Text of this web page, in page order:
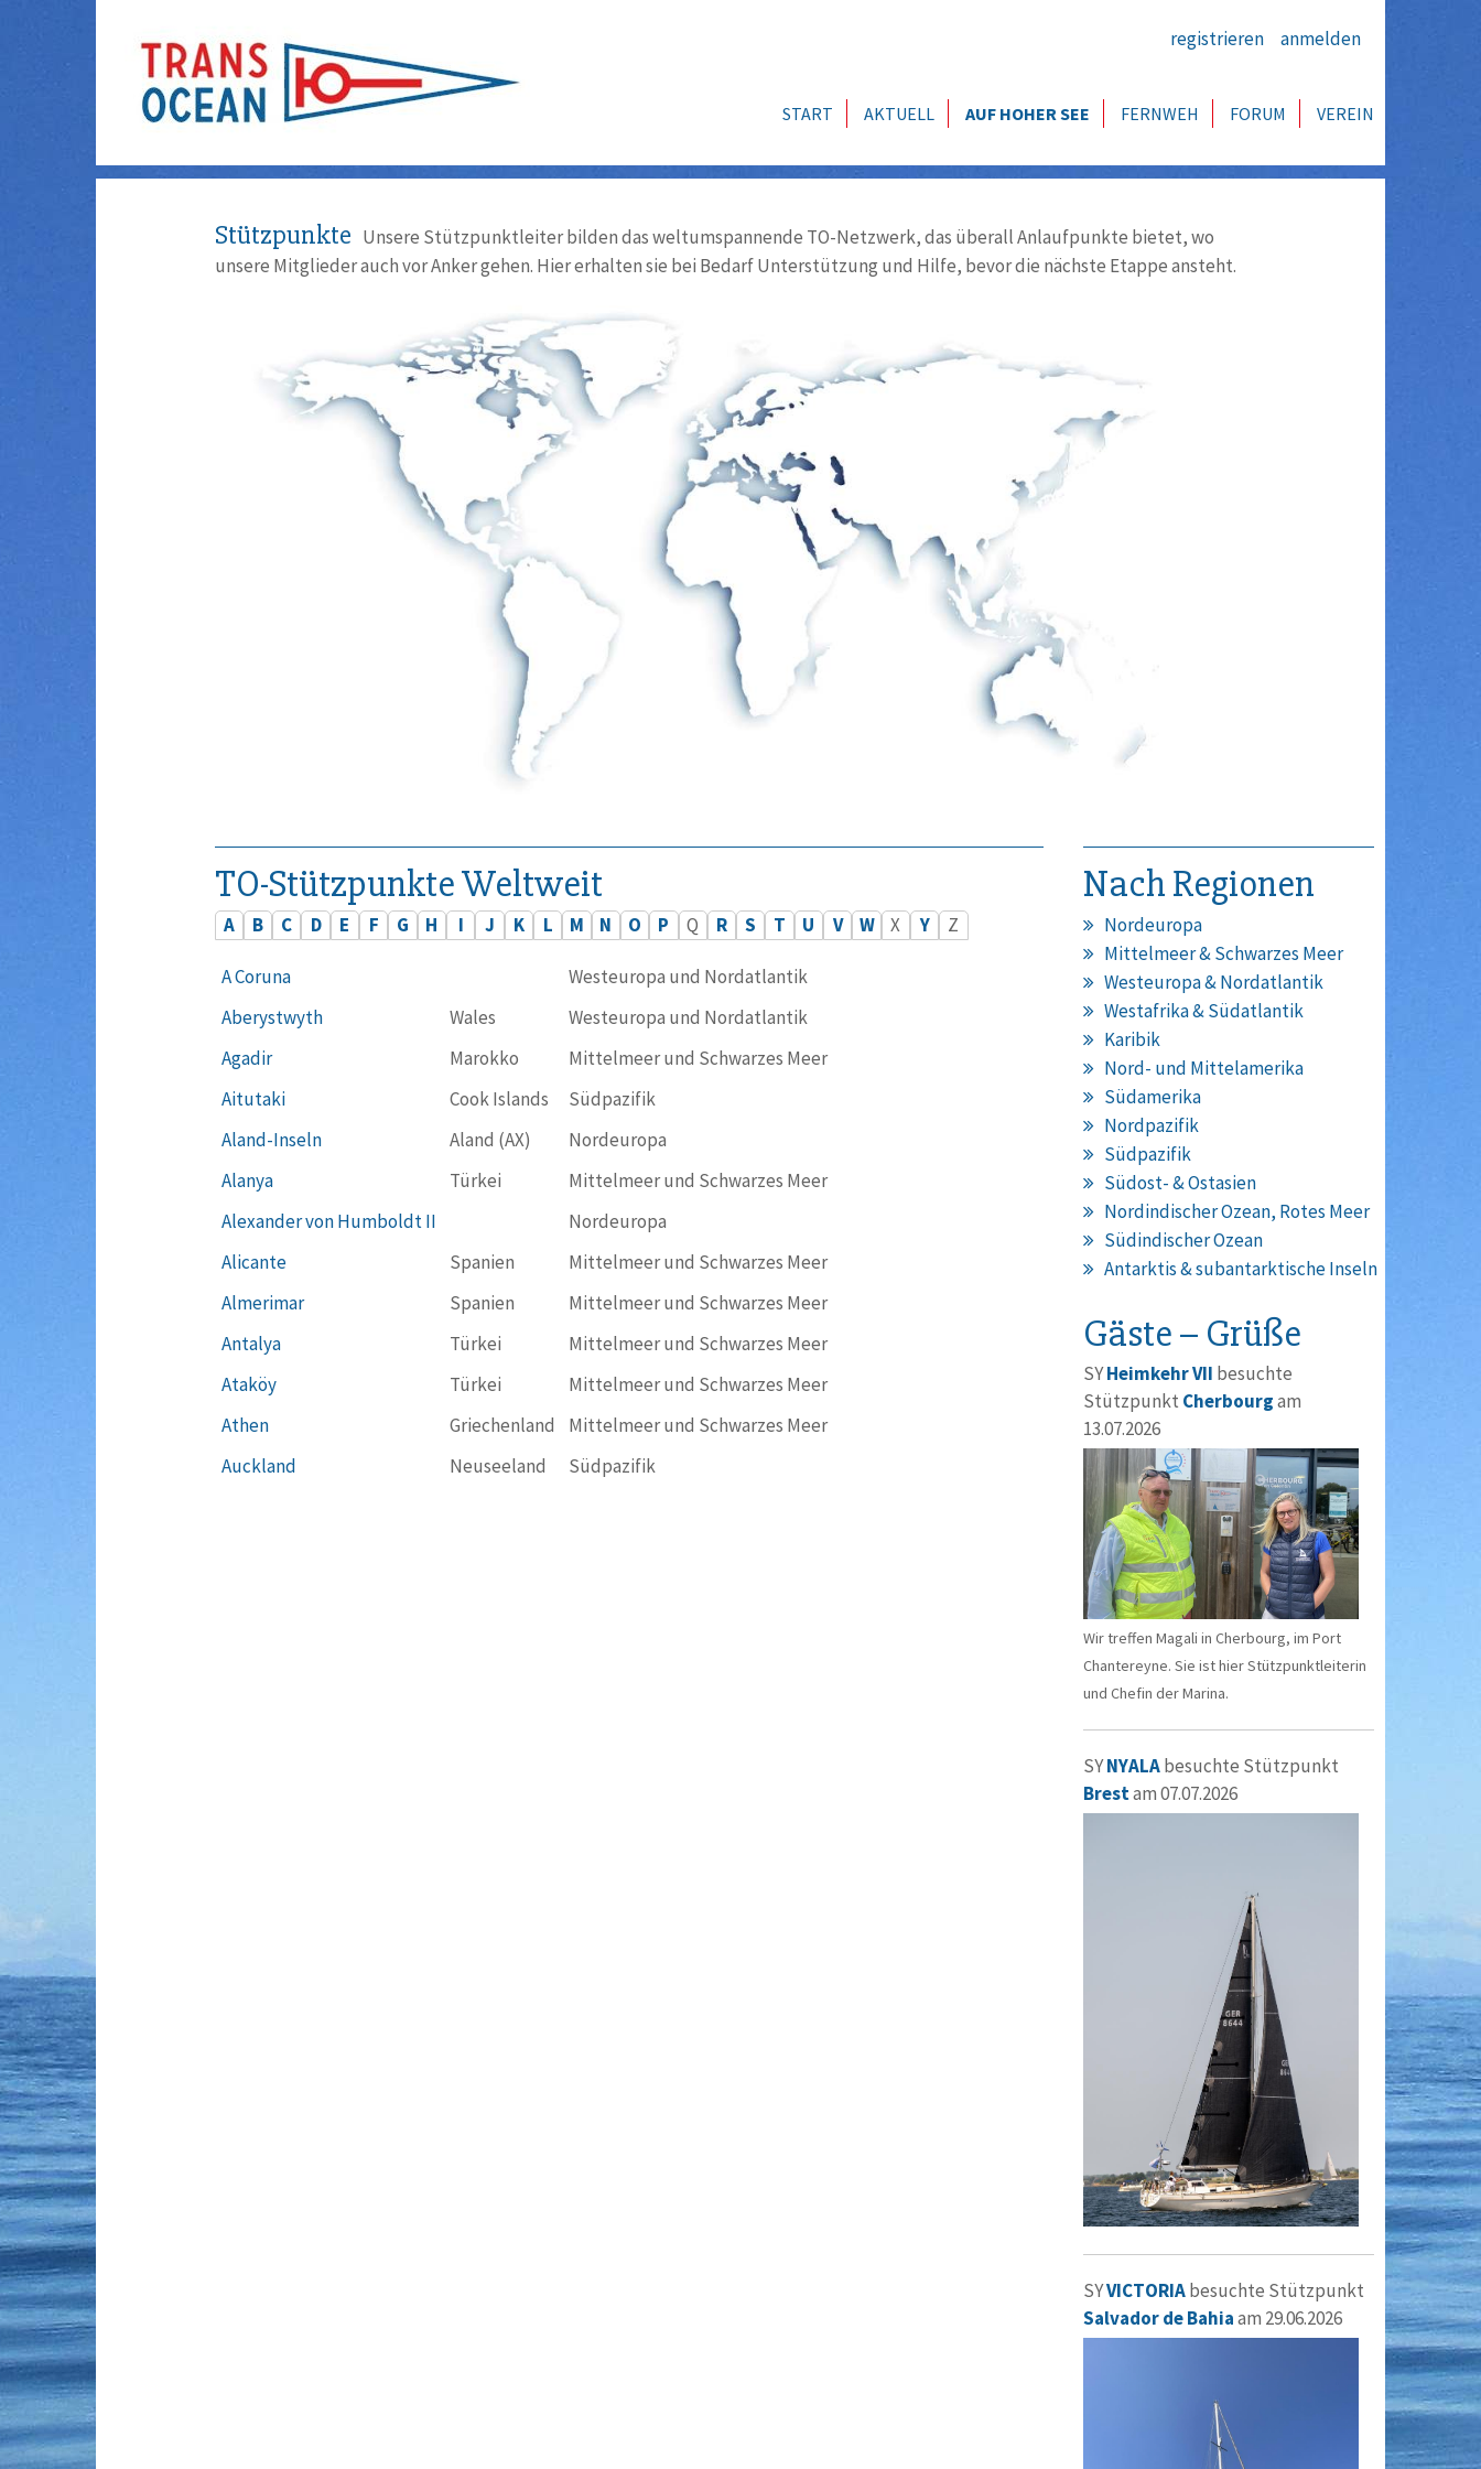
registrieren anmelden
START AKTUELL AUF HOHER SEE FERNWEH FORUM VEREIN
Stützpunkte Unsere Stützpunktleiter bilden das weltumspannende TO-Netzwerk, das überall Anlaufpunkte bietet, wo
unsere Mitglieder auch vor Anker gehen. Hier erhalten sie bei Bedarf Unterstützung und Hilfe, bevor die nächste Etappe ansteht.
TO-Stützpunkte Weltweit
A B C D E F G H I J K L M N O P Q R S T U V W X Y Z
A Coruna
Westeuropa und Nordatlantik
Aberystwyth
Wales
Westeuropa und Nordatlantik
Agadir
Marokko
Mittelmeer und Schwarzes Meer
Aitutaki
Cook Islands
Südpazifik
Aland-Inseln
Aland (AX)
Nordeuropa
Alanya
Türkei
Mittelmeer und Schwarzes Meer
Alexander von Humboldt II
Nordeuropa
Alicante
Spanien
Mittelmeer und Schwarzes Meer
Almerimar
Spanien
Mittelmeer und Schwarzes Meer
Antalya
Türkei
Mittelmeer und Schwarzes Meer
Ataköy
Türkei
Mittelmeer und Schwarzes Meer
Athen
Griechenland
Mittelmeer und Schwarzes Meer
Auckland
Neuseeland Südpazifik
Nach Regionen
Nordeuropa
Mittelmeer & Schwarzes Meer
Westeuropa & Nordatlantik
Westafrika & Südatlantik
Karibik
Nord- und Mittelamerika
Südamerika
Nordpazifik
Südpazifik
Südost- & Ostasien
Nordindischer Ozean, Rotes Meer
Südindischer Ozean
Antarktis & subantarktische Inseln
Gäste – Grüße
SYHeimkehr VII besuchte
Stützpunkt Cherbourgam
13.07.2026
Wir treffen Magali in Cherbourg, im Port
Chantereyne. Sie ist hier Stützpunktleiterin
und Chefin der Marina.
SYNYALAbesuchte Stützpunkt
Brestam 07.07.2026
SYVICTORIAbesuchte Stützpunkt
Salvador de Bahiaam 29.06.2026